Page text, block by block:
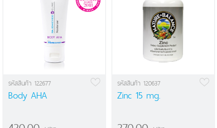
รหัสสินค้า 122677
Body AHA
รหัสสินค้า 120637
Zinc 15 mg.